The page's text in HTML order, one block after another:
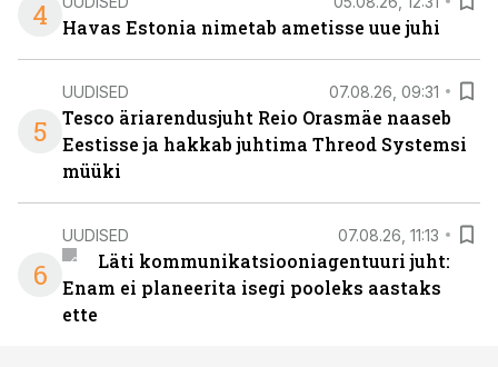
4 Havas Estonia nimetab ametisse uue juhi
5
UUDISED 07.08.26, 09:31
Tesco äriarendusjuht Reio Orasmäe naaseb
Eestisse ja hakkab juhtima Threod Systemsi
müüki
6
UUDISED 07.08.26, 11:13
Läti kommunikatsiooniagentuuri juht:
Enam ei planeerita isegi pooleks aastaks
ette